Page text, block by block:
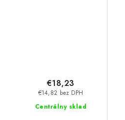
Centrálny sklad
€14,82 bez DPH
€18,23